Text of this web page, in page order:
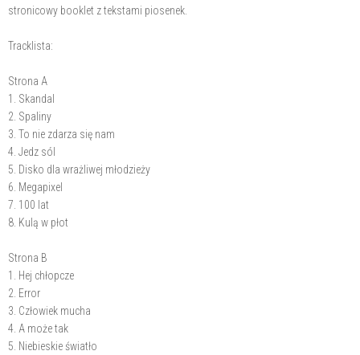
stronicowy booklet z tekstami piosenek.
Tracklista:
Strona A
1. Skandal
2. Spaliny
3. To nie zdarza się nam
4. Jedz sól
5. Disko dla wrażliwej młodzieży
6. Megapixel
7. 100 lat
8. Kulą w płot
Strona B
1. Hej chłopcze
2. Error
3. Człowiek mucha
4. A może tak
5. Niebieskie światło